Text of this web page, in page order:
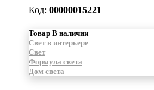
Код: 00000015221
Товар В наличии
Свет в интерьере
Свет
Формула света
Дом света